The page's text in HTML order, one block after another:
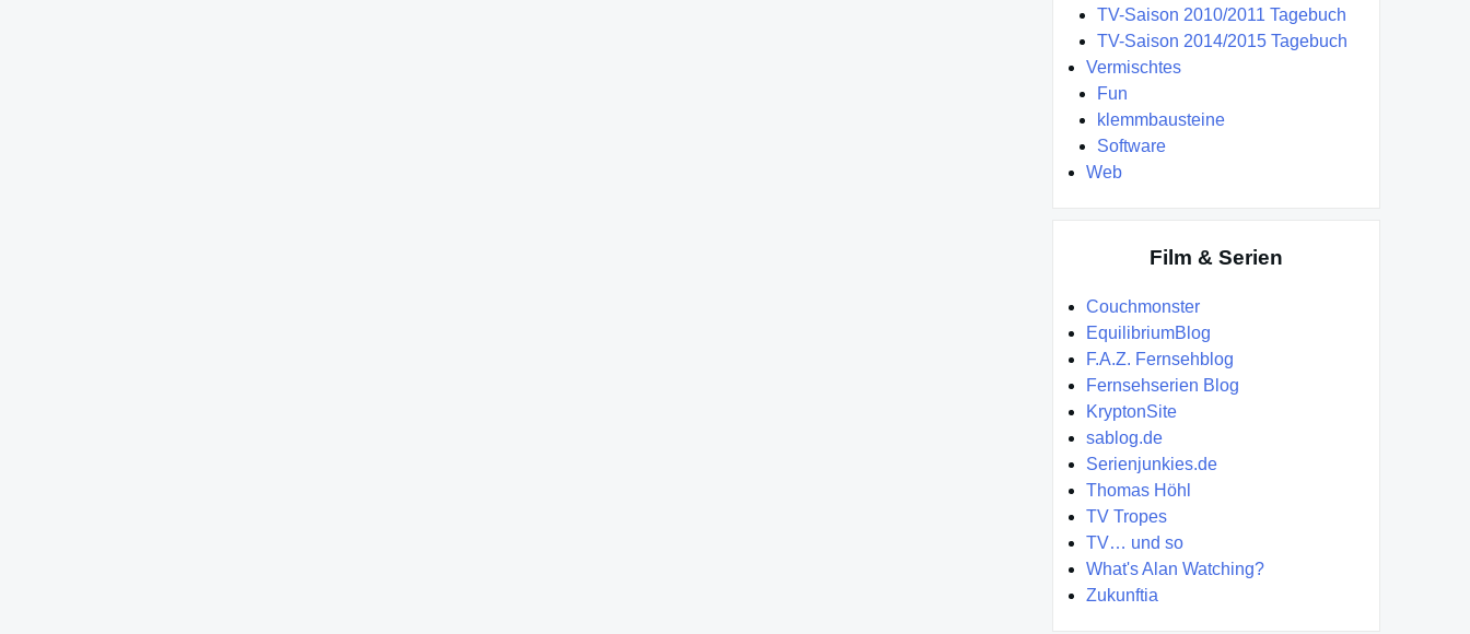
TV-Saison 2010/2011 Tagebuch
TV-Saison 2014/2015 Tagebuch
Vermischtes
Fun
klemmbausteine
Software
Web
Film & Serien
Couchmonster
EquilibriumBlog
F.A.Z. Fernsehblog
Fernsehserien Blog
KryptonSite
sablog.de
Serienjunkies.de
Thomas Höhl
TV Tropes
TV… und so
What's Alan Watching?
Zukunftia